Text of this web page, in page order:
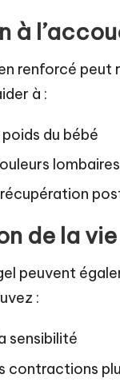
à
renforcé peut
à :
du bébé
lombaires
de la
peuvent
:
sensibilité
contractions